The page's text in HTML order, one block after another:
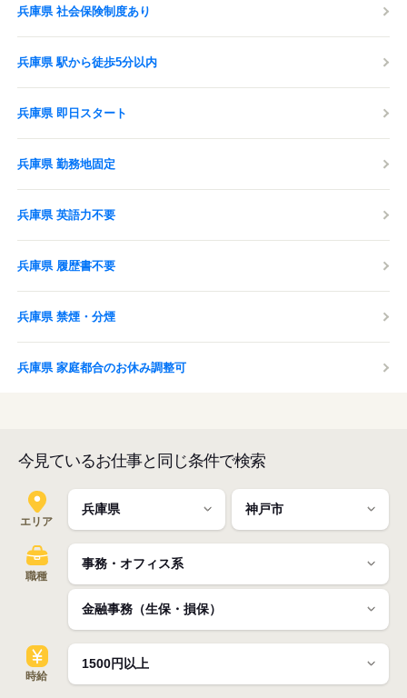
兵庫県 社会保険制度あり
兵庫県 駅から徒歩5分以内
兵庫県 即日スタート
兵庫県 勤務地固定
兵庫県 英語力不要
兵庫県 履歴書不要
兵庫県 禁煙・分煙
兵庫県 家庭都合のお休み調整可
今見ているお仕事と同じ条件で検索
エリア
職種
時給